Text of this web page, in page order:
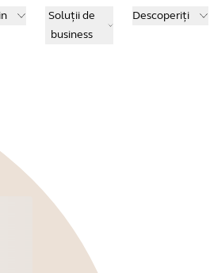
Soluții de
business
Descoperiți